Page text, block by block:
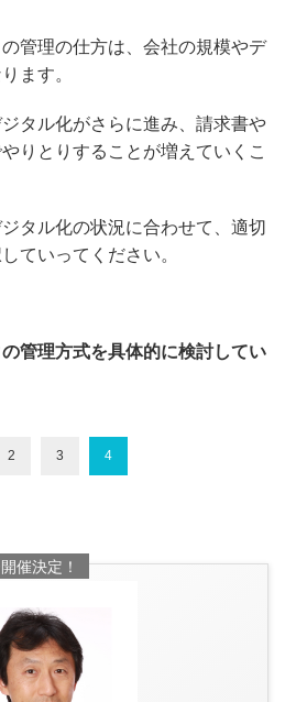
管理の仕方は、会社の規模やデ
ます。
タル化がさらに進み、請求書や
りとりすることが増えていくこ
タル化の状況に合わせて、適切
ていってください。
管理方式を具体的に検討してい
2 3 4
催決定！